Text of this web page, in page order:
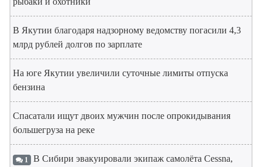
В Якутии благодаря надзорному ведомству погасили 4,3
млрд рублей долгов по зарплате
На юге Якутии увеличили суточные лимиты отпуска
бензина
Спасатали ищут двоих мужчин после опрокидывания
большегруза на реке
1 В Сибири эвакуировали экипаж самолёта Cessna,